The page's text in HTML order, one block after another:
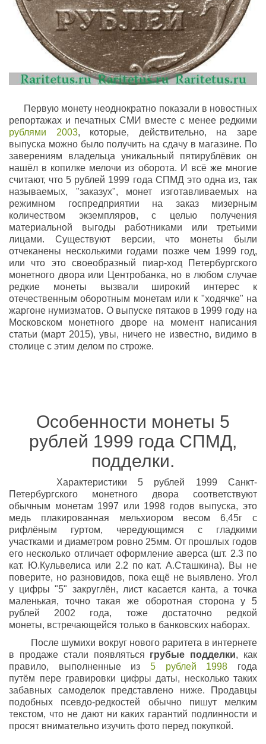
Первую монету неоднократно показали в новостных
репортажах и печатных СМИ вместе с менее редкими
рублями 2003, которые, действительно, на заре
выпуска можно было получить на сдачу в магазине. По
заверениям владельца уникальный пятирублёвик он
нашёл в копилке мелочи из оборота. И всё же многие
считают, что 5 рублей 1999 года СПМД это одна из, так
называемых, "заказух", монет изготавливаемых на
режимном госпредприятии на заказ мизерным
количеством экземпляров, с целью получения
материальной выгоды работниками или третьими
лицами. Существуют версии, что монеты были
отчеканены несколькими годами позже чем 1999 год,
или что это своеобразный пиар-ход Петербургского
монетного двора или Центробанка, но в любом случае
редкие монеты вызвали широкий интерес к
отечественным оборотным монетам или к "ходячке" на
жаргоне нумизматов. О выпуске пятаков в 1999 году на
Московском монетного дворе на момент написания
статьи (март 2015), увы, ничего не известно, видимо в
столице с этим делом по строже.
Особенности монеты 5
рублей 1999 года СПМД,
подделки.
Характеристики 5 рублей 1999 Санкт-
Петербургского монетного двора соответствуют
обычным монетам 1997 или 1998 годов выпуска, это
медь плакированная мельхиором весом 6,45г с
рифлёным гуртом, чередующимся с гладкими
участками и диаметром ровно 25мм. От прошлых годов
его несколько отличает оформление аверса (шт. 2.3 по
кат. Ю.Кульвелиса или 2.2 по кат. А.Сташкина). Вы не
поверите, но разновидов, пока ещё не выявлено. Угол
у цифры "5" закруглён, лист касается канта, а точка
маленькая, точно такая же оборотная сторона у 5
рублей 2002 года, тоже достаточно редкой
монеты, встречающейся только в банковских наборах.
После шумихи вокруг нового раритета в интернете
в продаже стали появляться грубые подделки, как
правило, выполненные из 5 рублей 1998 года
путём пере гравировки цифры даты, несколько таких
забавных самоделок представлено ниже. Продавцы
подобных псевдо-редкостей обычно пишут мелким
текстом, что не дают ни каких гарантий подлинности и
просят внимательно изучить фото перед покупкой.